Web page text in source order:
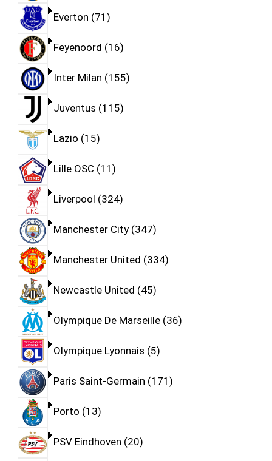
Everton 71
Feyenoord 16
Inter Milan 155
Juventus 115
Lazio 15
Lille OSC 11
Liverpool 324
Manchester City 347
Manchester United 334
Newcastle United 45
Olympique De Marseille 36
Olympique Lyonnais 5
Paris Saint-Germain 171
Porto 13
PSV Eindhoven 20